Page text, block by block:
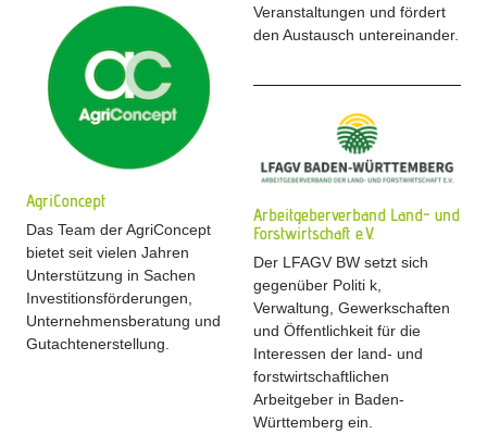
Veranstaltungen und fördert
den Austausch untereinander.
AgriConcept
Das Team der AgriConcept
bietet seit vielen Jahren
Unterstützung in Sachen
Investitionsförderungen,
Unternehmensberatung und
Gutachtenerstellung.
Arbeitgeberverband Land- und
Forstwirtschaft e.V.
Der LFAGV BW setzt sich
gegenüber Politi k,
Verwaltung, Gewerkschaften
und Öffentlichkeit für die
Interessen der land- und
forstwirtschaftlichen
Arbeitgeber in Baden-
Württemberg ein.